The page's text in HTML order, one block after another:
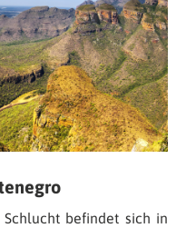
befindet sich in